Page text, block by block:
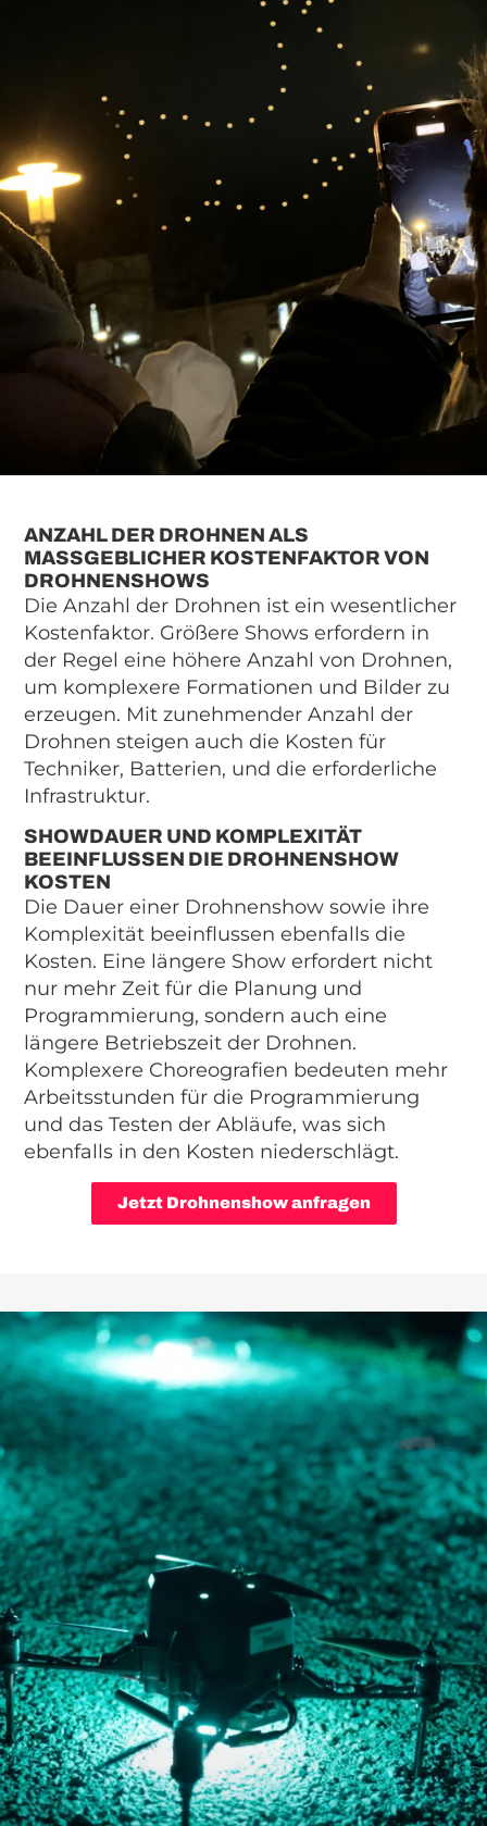
ANZAHL DER DROHNEN ALS
MASSGEBLICHER KOSTENFAKTOR VON D
ROHNENSHOWS
Die Anzahl der Drohnen ist ein wesentlicher
Kostenfaktor. Größere Shows erfordern in
der Regel eine höhere Anzahl von Drohnen,
um komplexere Formationen und Bilder zu
erzeugen. Mit zunehmender Anzahl der
Drohnen steigen auch die Kosten für
Techniker, Batterien, und die erforderliche
Infrastruktur.
SHOWDAUER UND KOMPLEXITÄT
BEEINFLUSSEN DIE DROHNENSHOW
KOSTEN
Die Dauer einer Drohnenshow sowie ihre
Komplexität beeinflussen ebenfalls die
Kosten. Eine längere Show erfordert nicht
nur mehr Zeit für die Planung und
Programmierung, sondern auch eine
längere Betriebszeit der Drohnen.
Komplexere Choreografien bedeuten mehr
Arbeitsstunden für die Programmierung
und das Testen der Abläufe, was sich
ebenfalls in den Kosten niederschlägt.
Jetzt Drohnenshow anfragen